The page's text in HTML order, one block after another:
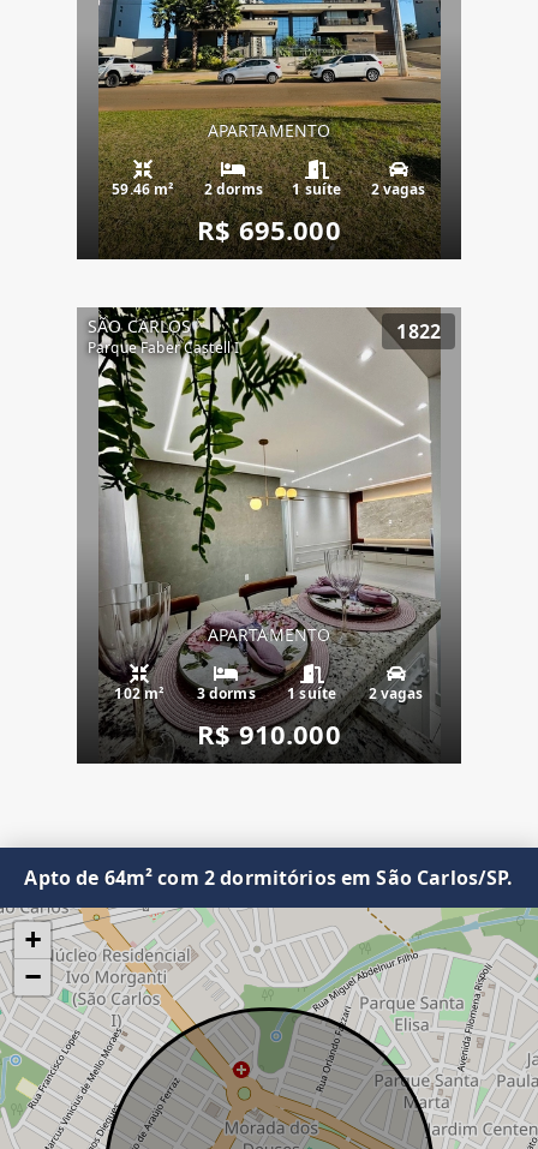
APARTAMENTO
59.46 m² 2 dorms 1 suíte 2 vagas
R$ 695.000
SÃO CARLOS
Parque Faber Castell I
1822
APARTAMENTO
102 m² 3 dorms 1 suíte 2 vagas
R$ 910.000
Apto de 64m² com 2 dormitórios em São Carlos/SP.
+
−